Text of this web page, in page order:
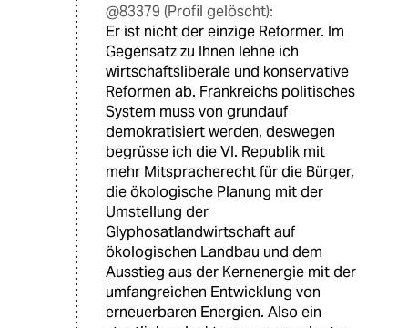
@83379 (Profil gelöscht):
Er ist nicht der einzige Reformer. Im
Gegensatz zu Ihnen lehne ich
wirtschaftsliberale und konservative
Reformen ab. Frankreichs politisches
System muss von grundauf
demokratisiert werden, deswegen
begrüsse ich die VI. Republik mit
mehr Mitspracherecht für die Bürger,
die ökologische Planung mit der
Umstellung der
Glyphosatlandwirtschaft auf
ökologischen Landbau und dem
Ausstieg aus der Kernenergie mit der
umfangreichen Entwicklung von
erneuerbaren Energien. Also ein